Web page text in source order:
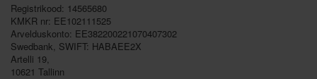
Registrikood: 14565680
KMKR nr: EE102111525
Arvelduskonto: EE382200221070407302
Swedbank, SWIFT: HABAEE2X
Artelli 19,
10621 Tallinn